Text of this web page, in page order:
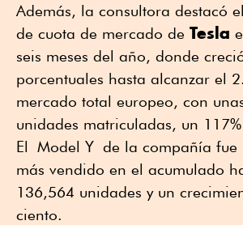
Además, la consultora destacó
de cuota de mercado de Tesla
seis meses del año, donde
porcentuales hasta alcanzar el
mercado total europeo, con
unidades matriculadas, un
El Model Y de la compañía fue
más vendido en el acumulado
136,564 unidades y un
ciento.